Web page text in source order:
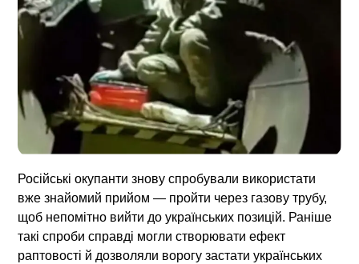
Російські окупанти знову спробували використати
вже знайомий прийом — пройти через газову трубу,
щоб непомітно вийти до українських позицій. Раніше
такі спроби справді могли створювати ефект
раптовості й дозволяли ворогу застати українських